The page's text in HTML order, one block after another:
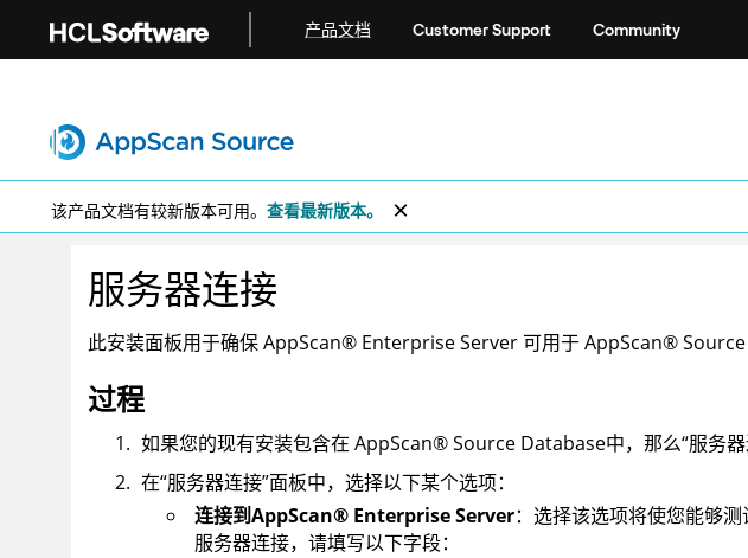
产品文档 Customer Support Community
该产品文档有较新版本可用。 查看最新版本。
服务器连接
此安装面板用于确保AppScan® Enterprise Server可用于AppScan®Source
过程
如果您的现有安装包含在 AppScan®Source Database中，那么“服务
在“服务器连接”面板中，选择以下某个选项：
连接到AppScan® Enterprise Server：选择该选项将使您能够测
服务器连接，请填写以下字段：